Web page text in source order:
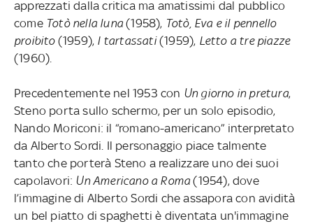
apprezzati dalla critica ma amatissimi dal pubblico
come Totò nella luna(1958), Totò, Eva e il pennello
proibito(1959), I tartassati(1959), Letto a tre piazze
(1960).
Precedentemente nel 1953 con Un giorno in pretura,
Steno porta sullo schermo, per un solo episodio,
Nando Moriconi: il “romano-americano” interpretato
da Alberto Sordi. Il personaggio piace talmente
tanto che porterà Steno a realizzare uno dei suoi
capolavori: Un Americano a Roma(1954), dove
l’immagine di Alberto Sordi che assapora con avidità
un bel piatto di spaghetti è diventata un'immagine